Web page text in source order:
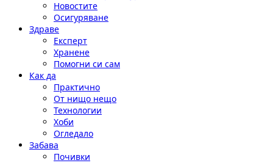
Новостите
Осигуряване
Здраве
Експерт
Хранене
Помогни си сам
Как да
Практично
От нищо нещо
Технологии
Хоби
Огледало
Забава
Почивки